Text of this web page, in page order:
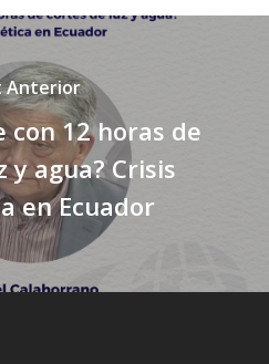
Anterior
con 12 horas de
y agua? Crisis
en Ecuador